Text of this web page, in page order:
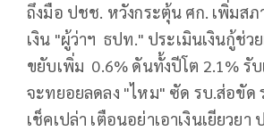
ถึงมือ ปชช. หวังกระตุ้น ศก. เพิ่มสภ
เงิน "ผู้ว่าฯ ธปท." ประเมินเงินกู้ช่ว
ขยับเพิ่ม 0.6% ดันทั้งปีโต 2.1% รั
จะทยอยลดลง "ไหม" ซัด รบ.ส่อขัด
เช็คเปล่า เตือนอย่าเอาเงินเยียวยา